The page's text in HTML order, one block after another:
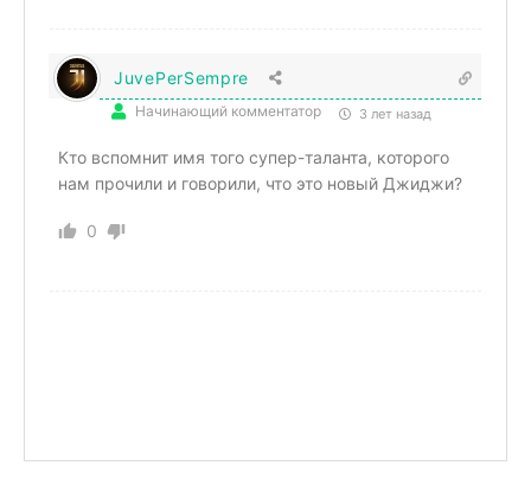
JuvePerSempre
Начинающий комментатор 3 лет назад
Кто вспомнит имя того супер-таланта, которого
нам прочили и говорили, что это новый Джиджи?
0